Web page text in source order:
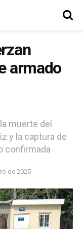
armado
muerte del
y la captura de
confirmada
de 2025